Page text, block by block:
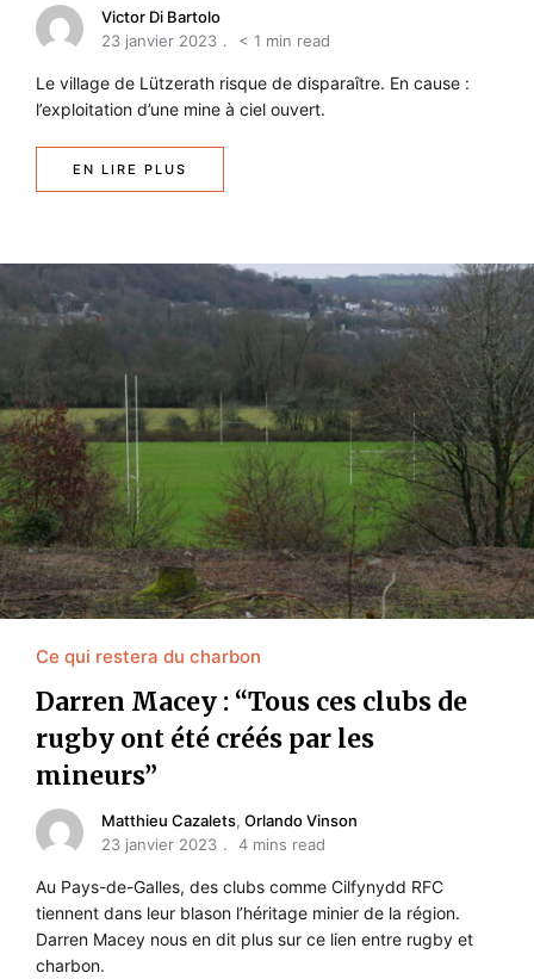
Victor Di Bartolo
23 janvier 2023
< 1 min read
Le village de Lützerath risque de disparaître. En cause :
l’exploitation d’une mine à ciel ouvert.
EN LIRE PLUS
Ce qui restera du charbon
Darren Macey : “Tous ces clubs de
rugby ont été créés par les
mineurs”
Matthieu Cazalets, Orlando Vinson
23 janvier 2023
4 mins read
Au Pays-de-Galles, des clubs comme Cilfynydd RFC
tiennent dans leur blason l’héritage minier de la région.
Darren Macey nous en dit plus sur ce lien entre rugby et
charbon.